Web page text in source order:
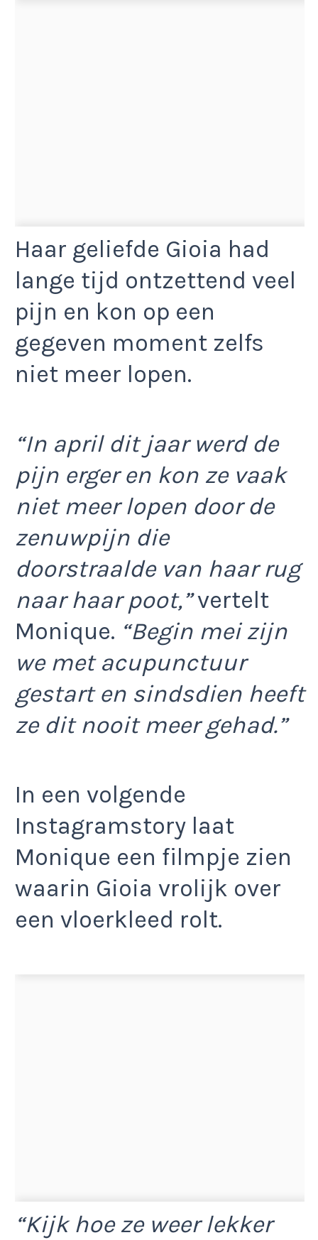
Haar geliefde Gioia had
lange tijd ontzettend veel
pijn en kon op een
gegeven moment zelfs
niet meer lopen.
“In april dit jaar werd de
pijn erger en kon ze vaak
niet meer lopen door de
zenuwpijn die
doorstraalde van haar rug
naar haar poot,”vertelt
Monique. “Begin mei zijn
we met acupunctuur
gestart en sindsdien heeft
ze dit nooit meer gehad.”
In een volgende
Instagramstory laat
Monique een filmpje zien
waarin Gioia vrolijk over
een vloerkleed rolt.
“Kijk hoe ze weer lekker